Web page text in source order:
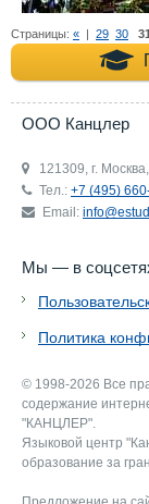
Страницы: « | 29 30 31
ООО Канцлер
121309, г.
Тел.: +7 (495)
Email:
Мы — в
Политика
© 1998-2026 Все
содержание
"КАНЦЛЕР".
Языковой центр
образование за